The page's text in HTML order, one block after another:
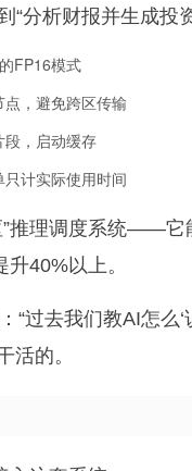
“分析财报并生成投
FP16模式
，避免跨区传输
，启动缓存
计实际使用时间
”推理调度系统——
40%以上。
“过去我们教AI怎么
活的。